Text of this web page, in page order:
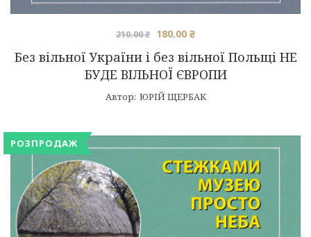
Без вільної України і без вільної Польщі НЕ
БУДЕ ВІЛЬНОЇ ЄВРОПИ
210.00₴ Оригінальна
ціна:
210.00 ₴.
180.00 ₴Поточна
ціна:
180.00 ₴.
Автор: ЮРІЙ ЩЕРБАК
РОЗПРОДАЖ